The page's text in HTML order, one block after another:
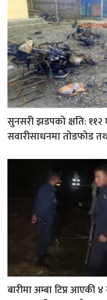
सुनसरी झडपको क्षति:
सवारीसाधनमा तोडफोड
बारीमा अम्बा टिप्न आएकी